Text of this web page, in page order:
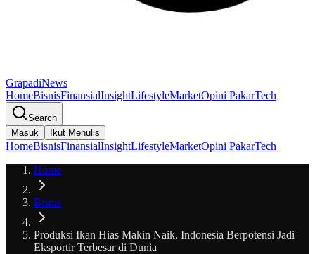
GrapadiNews
HomeBisnisFinansialInsightLifestyleMarketOpini PakarTech
Search
Masuk
Ikut Menulis
HomeBisnisFinansialInsightLifestyleMarketOpini PakarTech
Home
Bisnis
Produksi Ikan Hias Makin Naik, Indonesia Berpotensi Jadi
Eksportir Terbesar di Dunia